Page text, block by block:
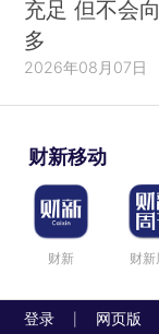
充足 但不会
多
2026年08月07日
财新移动
财新 财新
登录 网页版